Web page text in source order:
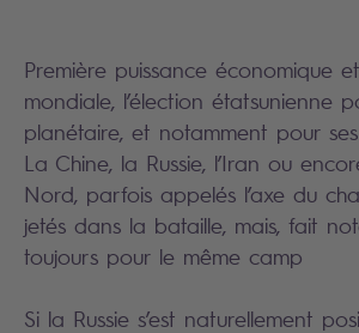
Première puissance économique
mondiale, l’élection étatsunienne
planétaire, et notamment pour
La Chine, la Russie, l’Iran ou
Nord, parfois appelés l’axe du
jetés dans la bataille, mais, fait
toujours pour le même camp
Si la Russie s’est naturellement